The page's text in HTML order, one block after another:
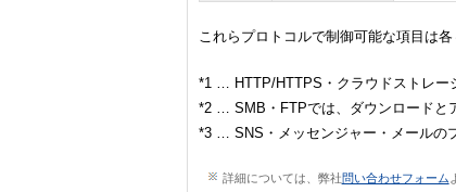
これらプロトコルで制御可能な項目は
*1 … HTTP/HTTPS・クラウドストレー
*2 … SMB・FTPでは、ダウンロードと
*3 … SNS・メッセンジャー・メールの
詳細については、弊社問い合わせフォーム